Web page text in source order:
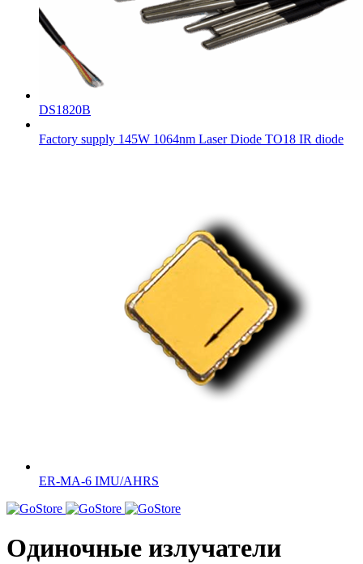
DS1820B
Factory supply 145W 1064nm Laser Diode TO18 IR diode
ER-MA-6 IMU/AHRS
Одиночные излучатели